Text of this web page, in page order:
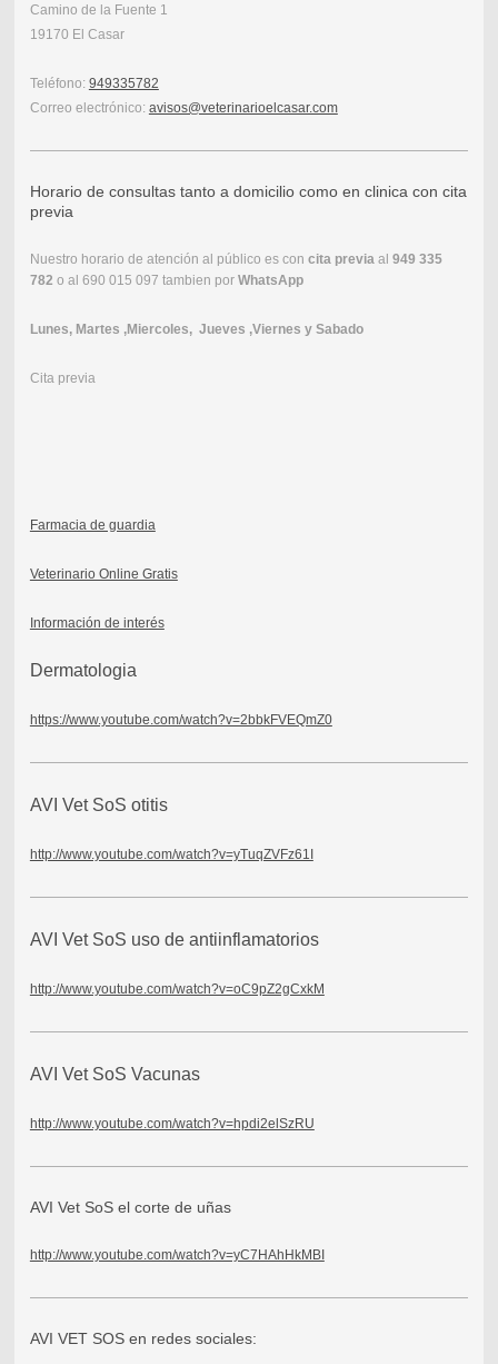
Camino de la Fuente 1
19170 El Casar
Teléfono: 949335782
Correo electrónico: avisos@veterinarioelcasar.com
Horario de consultas tanto a domicilio como en clinica con cita
previa
Nuestro horario de atención al público es con cita previa al 949 335
782 o al 690 015 097 tambien por WhatsApp
Lunes, Martes ,Miercoles, Jueves ,Viernes y Sabado
Cita previa
Farmacia de guardia
Veterinario Online Gratis
Información de interés
Dermatologia
https://www.youtube.com/watch?v=2bbkFVEQmZ0
AVI Vet SoS otitis
http://www.youtube.com/watch?v=yTuqZVFz61I
AVI Vet SoS uso de antiinflamatorios
http://www.youtube.com/watch?v=oC9pZ2gCxkM
AVI Vet SoS Vacunas
http://www.youtube.com/watch?v=hpdi2elSzRU
AVI Vet SoS el corte de uñas
http://www.youtube.com/watch?v=yC7HAhHkMBI
AVI VET SOS en redes sociales: